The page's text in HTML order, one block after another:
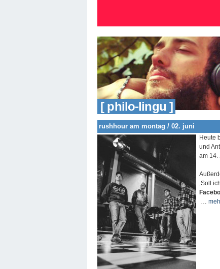
[ philo-lingu ]
rushhour am montag / 02. juni
Heute
und
am 14.
‚Soll